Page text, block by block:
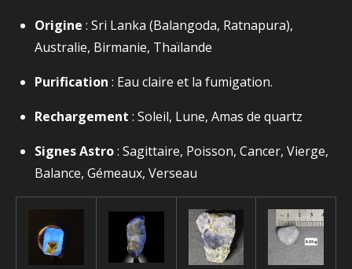
Origine : Sri Lanka (Balangoda, Ratnapura),
Australie, Birmanie, Thaïlande
Purification : Eau claire et la fumigation.
Rechargement : Soleil, Lune, Amas de quartz
Signes Astro: Sagittaire, Poisson, Cancer, Vierge,
Balance, Gémeaux, Verseau